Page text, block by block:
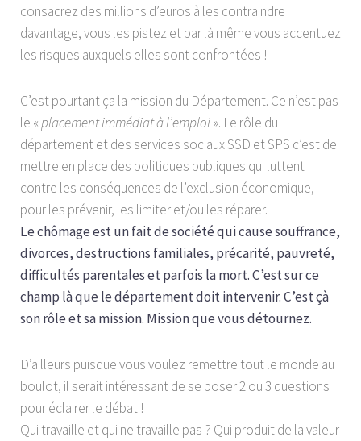
consacrez des millions d’euros à les contraindre
davantage, vous les pistez et par là même vous accentuez
les risques auxquels elles sont confrontées !
C’est pourtant ça la mission du Département. Ce n’est pas
le «placement immédiat à l’emploi». Le rôle du
département et des services sociaux SSD et SPS c’est de
mettre en place des politiques publiques qui luttent
contre les conséquences de l’exclusion économique,
pour les prévenir, les limiter et/ou les réparer.
Le chômage est un fait de société qui cause souffrance,
divorces, destructions familiales, précarité, pauvreté,
difficultés parentales et parfois la mort. C’est sur ce
champ là que le département doit intervenir. C’est çà
son rôle et sa mission. Mission que vous détournez.
D’ailleurs puisque vous voulez remettre tout le monde au
boulot, il serait intéressant de se poser 2 ou 3 questions
pour éclairer le débat !
Qui travaille et qui ne travaille pas ? Qui produit de la valeur